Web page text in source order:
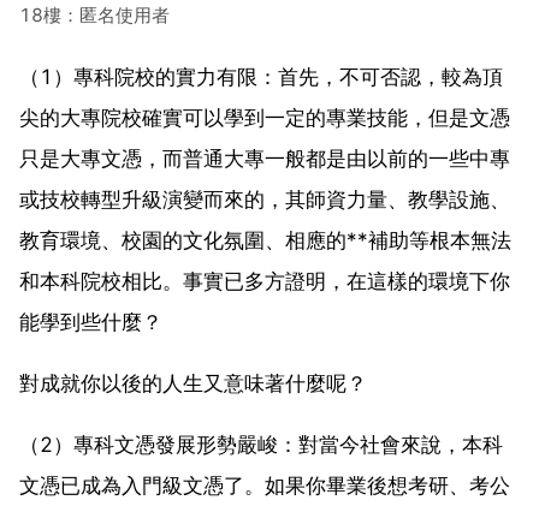
18樓：匿名使用者
（1）專科院校的實力有限：首先，不可否認，較為頂
尖的大專院校確實可以學到一定的專業技能，但是文憑
只是大專文憑，而普通大專一般都是由以前的一些中專
或技校轉型升級演變而來的，其師資力量、教學設施、
教育環境、校園的文化氛圍、相應的**補助等根本無法
和本科院校相比。事實已多方證明，在這樣的環境下你
能學到些什麼？
對成就你以後的人生又意味著什麼呢？
（2）專科文憑發展形勢嚴峻：對當今社會來說，本科
文憑已成為入門級文憑了。如果你畢業後想考研、考公